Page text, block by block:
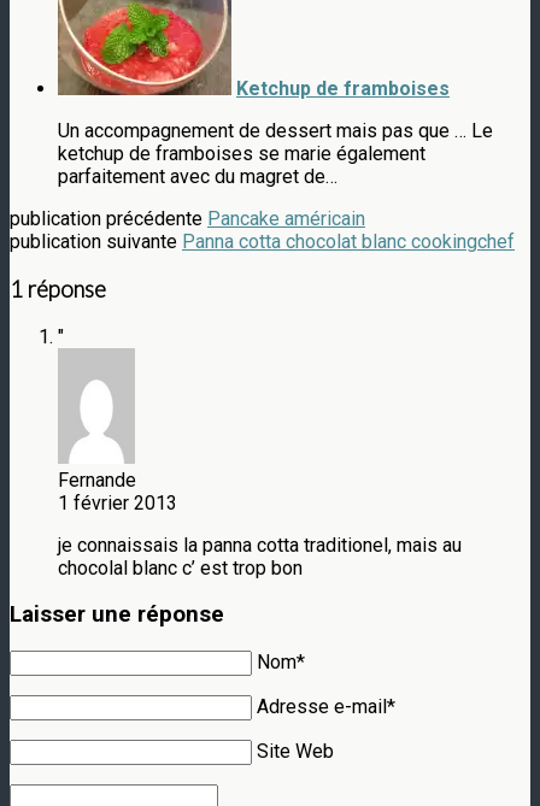
Ketchup de framboises
Un accompagnement de dessert mais pas que … Le
ketchup de framboises se marie également
parfaitement avec du magret de…
publication précédente Pancake américain
publication suivante Panna cotta chocolat blanc cookingchef
1 réponse
"
Fernande
1 février 2013
je connaissais la panna cotta traditionel, mais au
chocolal blanc c’ est trop bon
Laisser une réponse
Nom*
Adresse e-mail*
Site Web